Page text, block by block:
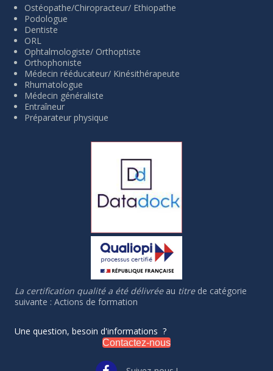
Ostéopathe/Chiropracteur/ Ethiopathe
Podologue
Dentiste
ORL
Ophtalmologiste/ Orthoptiste
Orthophoniste
Médecin rééducateur/ Kinésithérapeute
Rhumatologue
Médecin généraliste
Entraîneur
Préparateur physique
La certification qualité a été délivréeau titrede catégorie
suivante : Actions de formation
Une question, besoin d'informations ?
Contactez-nous